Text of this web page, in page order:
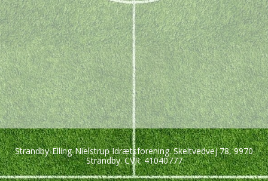
Strandby-Elling-Nielstrup Idrætsforening. Skeltvedvej 78, 9970
Strandby. CVR: 41040777